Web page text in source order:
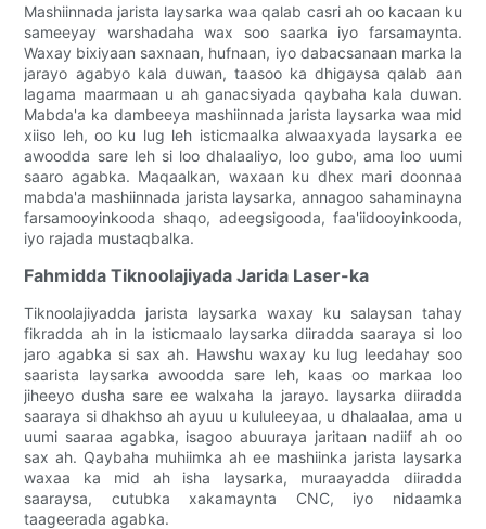
Mashiinnada jarista laysarka waa qalab casri ah oo kacaan ku
sameeyay warshadaha wax soo saarka iyo farsamaynta.
Waxay bixiyaan saxnaan, hufnaan, iyo dabacsanaan marka la
jarayo agabyo kala duwan, taasoo ka dhigaysa qalab aan
lagama maarmaan u ah ganacsiyada qaybaha kala duwan.
Mabda'a ka dambeeya mashiinnada jarista laysarka waa mid
xiiso leh, oo ku lug leh isticmaalka alwaaxyada laysarka ee
awoodda sare leh si loo dhalaaliyo, loo gubo, ama loo uumi
saaro agabka. Maqaalkan, waxaan ku dhex mari doonnaa
mabda'a mashiinnada jarista laysarka, annagoo sahaminayna
farsamooyinkooda shaqo, adeegsigooda, faa'iidooyinkooda,
iyo rajada mustaqbalka.
Fahmidda Tiknoolajiyada Jarida Laser-ka
Tiknoolajiyadda jarista laysarka waxay ku salaysan tahay
fikradda ah in la isticmaalo laysarka diiradda saaraya si loo
jaro agabka si sax ah. Hawshu waxay ku lug leedahay soo
saarista laysarka awoodda sare leh, kaas oo markaa loo
jiheeyo dusha sare ee walxaha la jarayo. laysarka diiradda
saaraya si dhakhso ah ayuu u kululeeyaa, u dhalaalaa, ama u
uumi saaraa agabka, isagoo abuuraya jaritaan nadiif ah oo
sax ah. Qaybaha muhiimka ah ee mashiinka jarista laysarka
waxaa ka mid ah isha laysarka, muraayadda diiradda
saaraysa, cutubka xakamaynta CNC, iyo nidaamka
taageerada agabka.